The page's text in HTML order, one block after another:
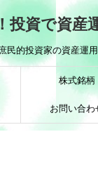
投資で資産
民的投資家の資産運
株式銘柄
お問い合わ